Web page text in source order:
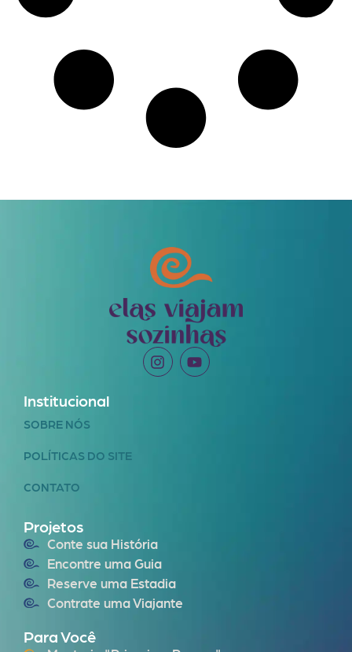
Institucional
SOBRE NÓS
POLÍTICAS DO SITE
CONTATO
Projetos
Conte sua História
Encontre uma Guia
Reserve uma Estadia
Contrate uma Viajante
Para Você